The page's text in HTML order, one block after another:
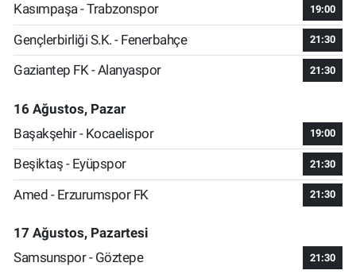
Kasımpaşa - Trabzonspor 19:00
Gençlerbirliği S.K. - Fenerbahçe 21:30
Gaziantep FK - Alanyaspor 21:30
16 Ağustos, Pazar
Başakşehir - Kocaelispor
19:00
Beşiktaş - Eyüpspor 21:30
Amed - Erzurumspor FK 21:30
17 Ağustos, Pazartesi
Samsunspor - Göztepe
21:30